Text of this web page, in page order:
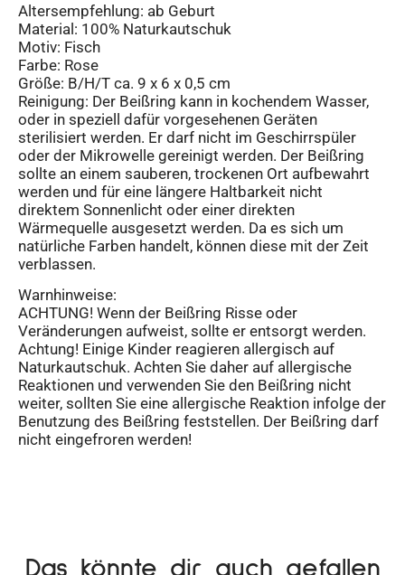
Altersempfehlung: ab Geburt
Material: 100% Naturkautschuk
Motiv: Fisch
Farbe: Rose
Größe: B/H/T ca. 9 x 6 x 0,5 cm
Reinigung: Der Beißring kann in kochendem Wasser,
oder in speziell dafür vorgesehenen Geräten
sterilisiert werden. Er darf nicht im Geschirrspüler
oder der Mikrowelle gereinigt werden. Der Beißring
sollte an einem sauberen, trockenen Ort aufbewahrt
werden und für eine längere Haltbarkeit nicht
direktem Sonnenlicht oder einer direkten
Wärmequelle ausgesetzt werden. Da es sich um
natürliche Farben handelt, können diese mit der Zeit
verblassen.
Warnhinweise:
ACHTUNG! Wenn der Beißring Risse oder
Veränderungen aufweist, sollte er entsorgt werden.
Achtung! Einige Kinder reagieren allergisch auf
Naturkautschuk. Achten Sie daher auf allergische
Reaktionen und verwenden Sie den Beißring nicht
weiter, sollten Sie eine allergische Reaktion infolge der
Benutzung des Beißring feststellen. Der Beißring darf
nicht eingefroren werden!
Das könnte dir auch gefallen